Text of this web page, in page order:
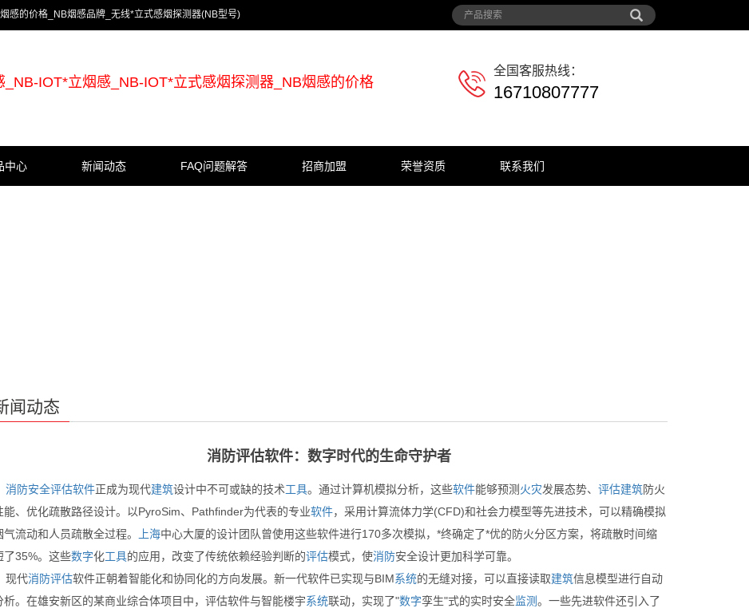
感的价格_NB烟感品牌_无线*立式感烟探测器(NB型号)
_NB-IOT*立烟感_NB-IOT*立式感烟探测器_NB烟感的价格
全国客服热线：
16710807777
中心 新闻动态 FAQ问题解答 招商加盟 荣誉资质 联系我们
闻动态
消防评估软件：数字时代的生命守护者
消防安全评估软件正成为现代建筑设计中不可或缺的技术工具。通过计算机模拟分析，这些软件能够预测 火灾发展态势、 评估建筑防火
能、优化疏散路径设计。以PyroSim、Pathfinder为代表的专业软件，采用计算流体力学(CFD)和社会力模型等先进技术，可以精确模拟
气流动和人员疏散全过程。
上海中心大厦的设计团队曾使用这些软件进行170多次模拟，*终确定了*优的防火分区方案，将疏散时间缩
了35%。这些数字化工具的应用，改变了传统依赖经验判断的评估模式，使消防安全设计更加科学可靠。
代消防评估软件正朝着智能化和协同化的方向发展。新一代软件已实现与BIM系统的无缝对接，可以直接读取建筑信息模型进行自动
析。在雄安新区的某商业综合体项目中，评估软件与智能楼宇系统联动，实现了"数字孪生"式的实时安全监测。一些先进软件还引入了